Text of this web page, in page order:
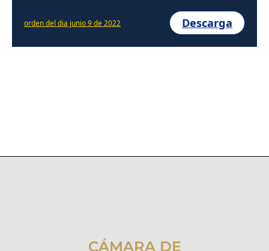
orden del dia junio 9 de 2022 Descarga
CÁMARA DE